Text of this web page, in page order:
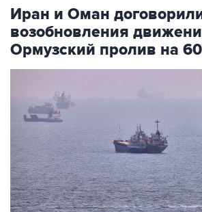
Иран и Оман
возобновления
Ормузский пролив на